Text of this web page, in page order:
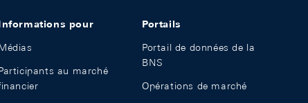
pour
au marché
Portails
Portail de données de la
BNS
Opérations de marché